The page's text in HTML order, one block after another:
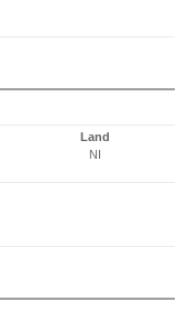
Land
NI